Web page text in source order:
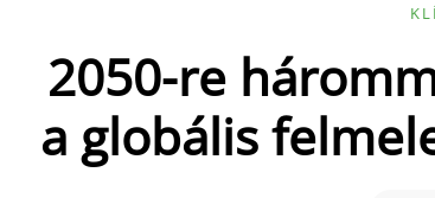
2050-re
a globális